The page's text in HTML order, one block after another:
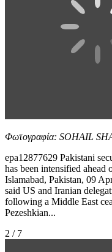
Φωτογραφία: SOHAIL
epa12877629 Pakistani
has been intensified
Islamabad, Pakistan, 09
said US and Iranian
following a Middle East
Pezeshkian...
2 / 7